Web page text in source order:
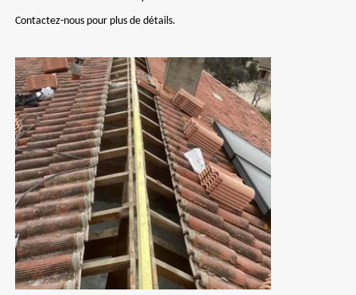
Contactez-nous pour plus de détails.